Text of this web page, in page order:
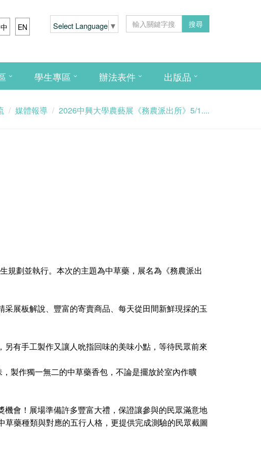
中 EN Select Language ▼ 搜尋
學生專區 辦法表件 出版品
媒體報導 2026中興大學農藝展《務農派出所》5/1....
規劃並執行。本次的主題為中草藥，展名為《務農派出
展板解說、豐富的寄賣商品、每天從田間新鮮現採的玉
有手工製作又讓人吮指回味的美味小點，等待民眾前來
製作獨一無二的中草藥香包，不論是擺放於室內作曠
會！展場準備許多豐富大禮，保證讓參與的民眾滿意地
藥種類與對應的五行人格，更提供完成測驗的民眾截圖